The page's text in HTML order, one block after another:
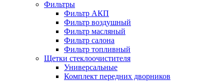
Фильтры
Фильтр АКП
Фильтр воздушный
Фильтр масляный
Фильтр салона
Фильтр топливный
Щетки стеклоочистителя
Универсальные
Комплект передних дворников